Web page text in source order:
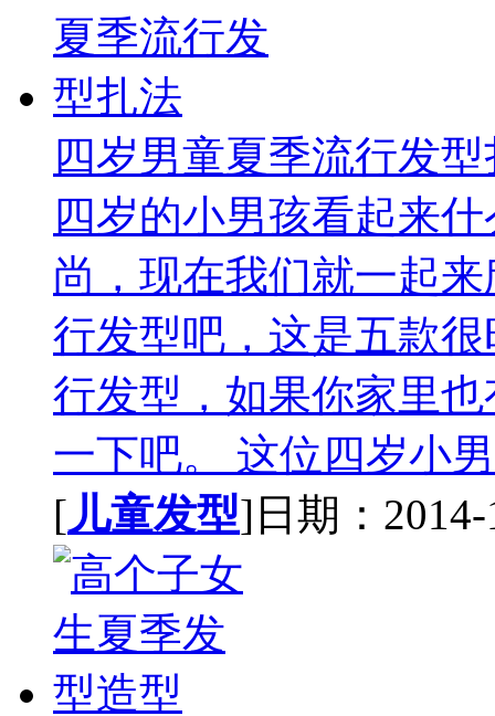
四岁男童夏季流行发
四岁的小男孩看起来
尚，现在我们就一起
行发型吧，这是五款
行发型，如果你家里
一下吧。 这位四岁小
[儿童发型]日期：2014-